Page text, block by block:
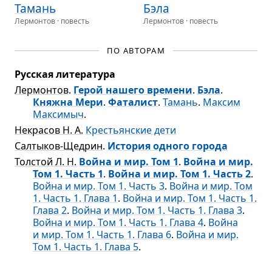
Тамань
Лермонтов · повесть
Бэла
Лермонтов · повесть
ПО АВТОРАМ
Русская литература
Лермонтов. Герой нашего времени. Бэла.
Княжна Мери. Фаталист. Тамань. Максим
Максимыч.
Некрасов Н. А. Крестьянские дети
Салтыков-Щедрин. История одного города
Толстой Л. Н. Война и мир. Том 1. Война и мир.
Том 1. Часть 1. Война и мир. Том 1. Часть 2.
Война и мир. Том 1. Часть 3. Война и мир. Том
1. Часть 1. Глава 1. Война и мир. Том 1. Часть 1.
Глава 2. Война и мир. Том 1. Часть 1. Глава 3.
Война и мир. Том 1. Часть 1. Глава 4. Война
и мир. Том 1. Часть 1. Глава 6. Война и мир.
Том 1. Часть 1. Глава 5.